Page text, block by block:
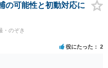
の可能性と初動対応に
・のぞき
役にたった 2